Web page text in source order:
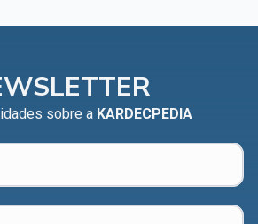
sobre a KARDECPEDIA